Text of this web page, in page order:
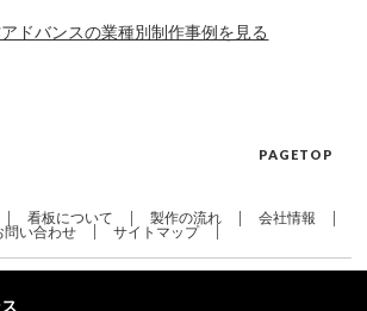
PAGETOP
看板について 製作の流れ
会社情報
問い合わせ サイトマップ